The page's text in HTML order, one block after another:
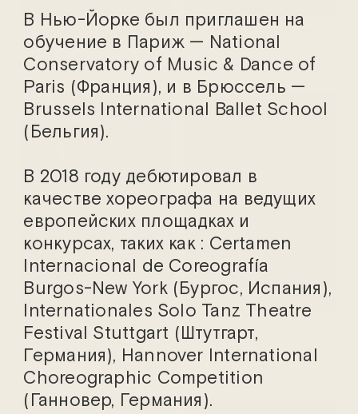
Александр Вдовин
Альберт Горбачёв Александр
Городиский
Дмитрий Воробьев
В Нью-Йорке был приглашен на
обучение в Париж — National
Conservatory of Music & Dance of
Paris (Франция), и в Брюссель —
Brussels International Ballet School
(Бельгия).
В 2018 году дебютировал в
качестве хореографа на ведущих
европейских площадках и
конкурсах, таких как : Certamen
Internacional de Coreografía
Burgos-New York (Бургос, Испания),
Internationales Solo Tanz Theatre
Festival Stuttgart (Штутгарт,
Германия), Hannover International
Choreographic Competition
(Ганновер, Германия).